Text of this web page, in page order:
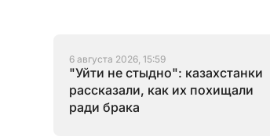
6 августа 2026, 15:59
"Уйти не стыдно": казахстанки
рассказали, как их похищали
ради брака